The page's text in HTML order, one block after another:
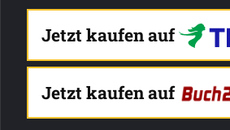
Jetzt kaufen auf
Jetzt kaufen auf